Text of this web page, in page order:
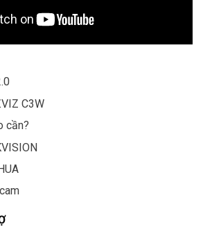
C3W
cần?